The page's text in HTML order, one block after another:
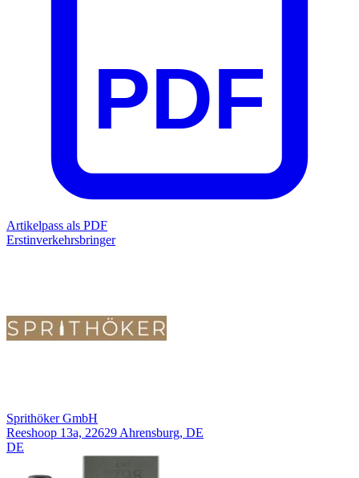
PDF
Artikelpass als PDF
Erstinverkehrsbringer
Sprithöker GmbH
Reeshoop 13a, 22629 Ahrensburg, DE
DE